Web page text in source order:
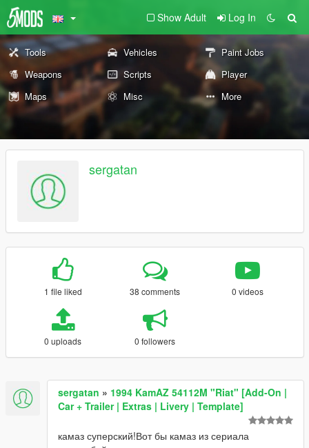
Show Adult Log In
Tools Vehicles
Paint Jobs
Weapons
Scripts
Player
Maps
Misc More
sergatan
1 file liked 38 comments 0 videos
0 uploads 0 followers
sergatan » 1994 KamAZ 54112M "Riat" [Add-On |
Car + Trailer | Extras | Livery | Template]
камаз суперский!Вот бы камаз из сериала